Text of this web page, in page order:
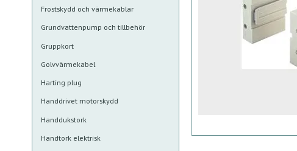
Frostskydd och värmekablar
Grundvattenpump och tillbehör
Gruppkort
Golvvärmekabel
Harting plug
Handdrivet motorskydd
Handdukstork
Handtork elektrisk